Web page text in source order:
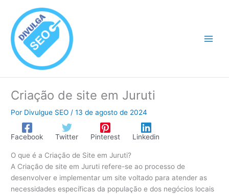
conteúdo
Criação de site em Juruti
Por Divulgue SEO /13 de agosto de 2024
Facebook Twitter Pinterest Linkedin
O que é a Criação de Site em Juruti?
A Criação de site em Juruti refere-se ao processo de
desenvolver e implementar um site voltado para atender as
necessidades específicas da população e dos negócios locais